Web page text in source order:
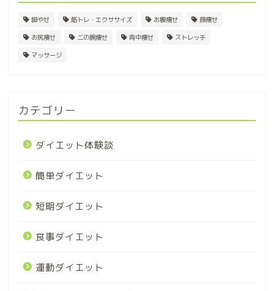
脚やせ 筋トレ・エクササイズ お腹痩せ 顔痩せ
お尻痩せ 二の腕痩せ 背中痩せ ストレッチ
マッサージ
カテゴリー
ダイエット体験談
簡単ダイエット
短期ダイエット
食事ダイエット
運動ダイエット